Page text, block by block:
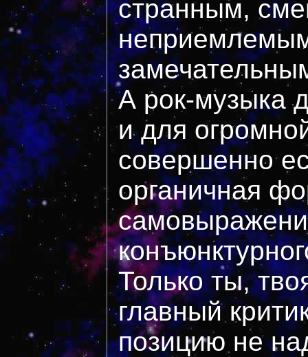
странным,
А рок-музыка
и для
совершенно
органичная
Только ты,
главный
позицию не